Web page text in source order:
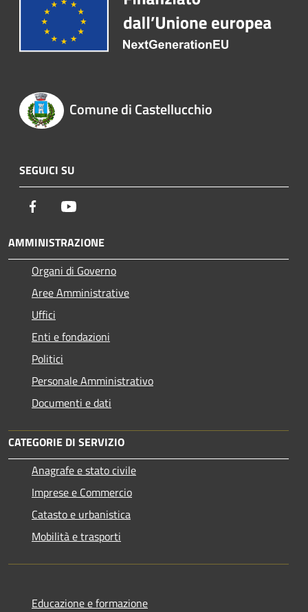
Comune di Castellucchio
SEGUICI SU
Facebook
AMMINISTRAZIONE
Organi di Governo
Aree Amministrative
Uffici
Enti e fondazioni
Politici
Personale Amministrativo
Documenti e dati
CATEGORIE DI SERVIZIO
Anagrafe e stato civile
Imprese e Commercio
Catasto e urbanistica
Mobilità e trasporti
Educazione e formazione